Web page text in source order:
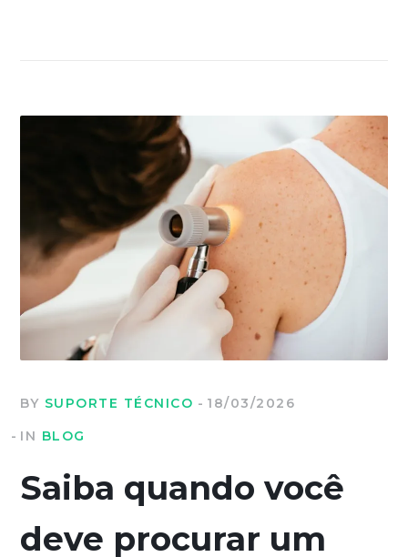
BY SUPORTE TÉCNICO
18/03/2026
IN BLOG
Saiba quando você
deve procurar um